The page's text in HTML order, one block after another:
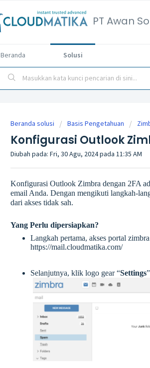
PT Awan
Beranda Solusi
Beranda solusi Basis Pengetahuan
Konfigurasi Outlook
Diubah pada: Fri, 30 Agu, 2024 pada 11:35 AM
Konfigurasi Outlook Zimbra dengan 2FA
email Anda. Dengan mengikuti langkah-
dari akses tidak sah.
Yang Perlu dipersiapkan?
Langkah pertama, akses portal
https://mail.cloudmatika.com/
Selanjutnya, klik logo gear “Settings”